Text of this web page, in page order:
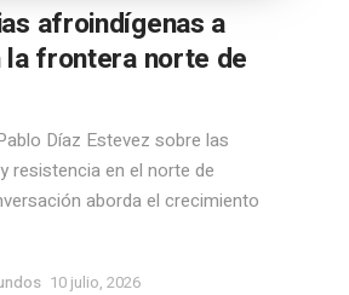
afroindígenas a
la frontera norte de
Díaz Estevez sobre las
resistencia en el norte de
aborda el crecimiento
10 julio, 2026